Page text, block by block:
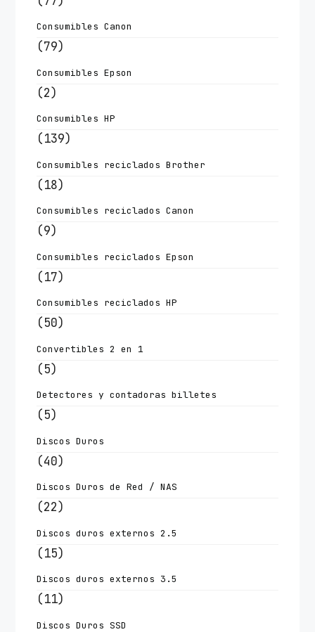
Consumibles Canon
(79)
Consumibles Epson
(2)
Consumibles HP
(139)
Consumibles reciclados Brother
(18)
Consumibles reciclados Canon
(9)
Consumibles reciclados Epson
(17)
Consumibles reciclados HP
(50)
Convertibles 2 en 1
(5)
Detectores y contadoras billetes
(5)
Discos Duros
(40)
Discos Duros de Red / NAS
(22)
Discos duros externos 2.5
(15)
Discos duros externos 3.5
(11)
Discos Duros SSD